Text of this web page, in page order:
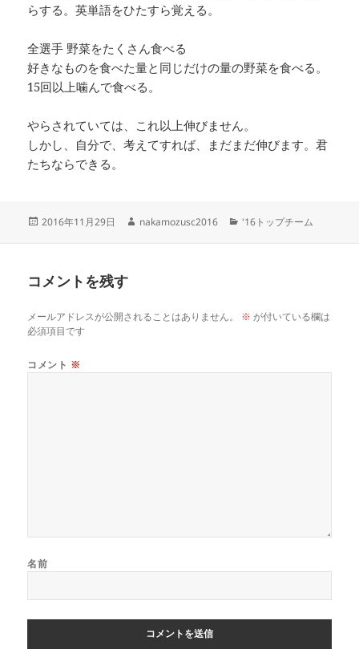
らする。英単語をひたすら覚える。
全選手 野菜をたくさん食べる
好きなものを食べた量と同じだけの量の野菜を食べる。
15回以上噛んで食べる。
やらされていては、これ以上伸びません。
しかし、自分で、考えてすれば、まだまだ伸びます。君
たちならできる。
投
2016年11月29日
作
nakamozusc2016
カ
'16トップチーム
コメントを残す
メールアドレスが公開されることはありません。 ※ が付いている欄は
必須項目です
コメント ※
名前